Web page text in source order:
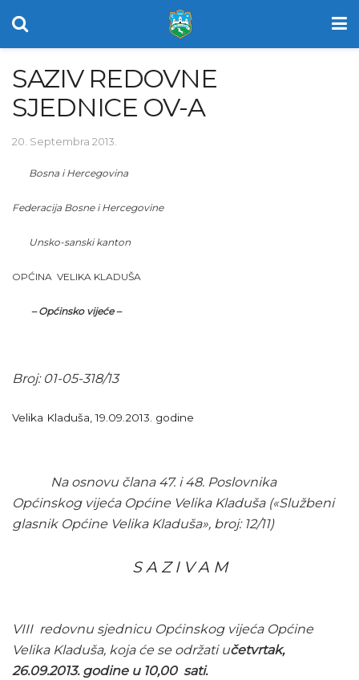
SAZIV REDOVNE
SJEDNICE OV-A
20. Septembra 2013.
Bosna i Hercegovina
Federacija Bosne i Hercegovine
Unsko-sanski kanton
OPĆINA VELIKA KLADUŠA
– Općinsko vijeće –
Broj: 01-05-318/13
Velika Kladuša, 19.09.2013. godine
Na osnovu člana 47. i 48. Poslovnika
Općinskog vijeća Općine Velika Kladuša («Službeni
glasnik Općine Velika Kladuša», broj: 12/11)
S A Z I V A M
VIII redovnu sjednicu Općinskog vijeća Općine
Velika Kladuša, koja će se održati učetvrtak,
26.09.2013. godine u 10,00 sati.